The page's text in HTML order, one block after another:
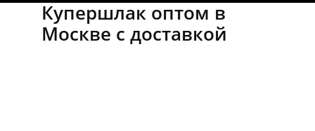
Купершлак оптом в
Москве с доставкой